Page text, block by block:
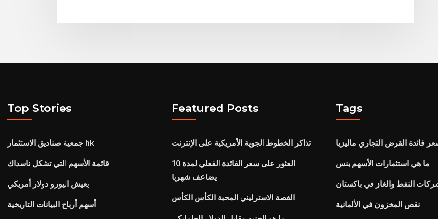
Top Stories
جمعية صناديق الاستثمار hk
قائمة الأسهم التي تشكل ناسداك
يعيش اليورو دولار أمريكي
أسهم أرباح البيانات التاريخية
Featured Posts
تذاكر الخطوط الجوية الأمريكية على الإنترنت
العثور على سعر الفائدة الفعلي لمدة 10
يضاعف شهريا
الفضة الاسترليني المحبة الكأس الكأس
Tags
فائدة القرض التجاري ماليزيا
ما هي استثمارات الأسهم بنس
النفط والغاز في باكستان
نقص المخزون في الألمانية